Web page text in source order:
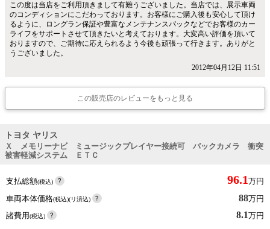
この度は当店をご利用頂きまして有難うございました。当店では、展示車両
のコンディションにこだわっております。お客様にご購入後も安心して頂け
るように、ロングラン保証や豊富なメンテナンスパックなどでお客様のカー
ライフをサポートさせて頂きたいと考えております。大変高い評価を頂いて
おりますので、ご期待に応えられるよう今後も頑張って行きます。ありがと
うございました。
2012年04月12日 11:51
この販売店のレビューをもっと見る
トヨタ ヤリス
Ｘ メモリーナビ ミュージックプレイヤー接続可 バックカメラ 衝突
被害軽減システム ＥＴＣ
支払総額(税込) 96.1万円
車両本体価格(税込)(リ済込) 88万円
諸費用(税込) 8.1万円